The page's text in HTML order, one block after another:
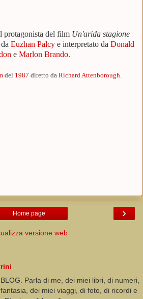
del film Un'arida stagione
Euzhan Palcy e interpretato da Donald
e Marlon Brando.
del 1987 diretto da Richard Attenborough
›
Home page
versione web
Parla di me, dei miei libri, di numeri,
dei miei viaggi, di foto, di ricordi e